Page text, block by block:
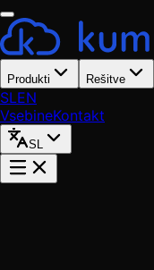
Produkti Rešitve
SLEN
VsebineKontakt
SL